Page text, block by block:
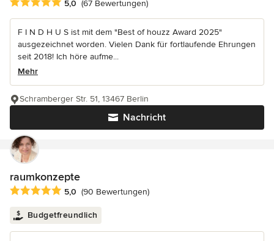
Durchschnittliche Bewertung: 5 von 5 Sternen
5,0 (67 Bewertungen)
F I N D H U S ist mit dem "Best of houzz Award 2025"
ausgezeichnet worden. Vielen Dank für fortlaufende Ehrungen
seit 2018! Ich höre aufme...
Mehr
Nachricht
Schramberger Str. 51, 13467 Berlin
raumkonzepte
Durchschnittliche Bewertung: 5 von 5 Sternen
5,0 (90 Bewertungen)
Budgetfreundlich